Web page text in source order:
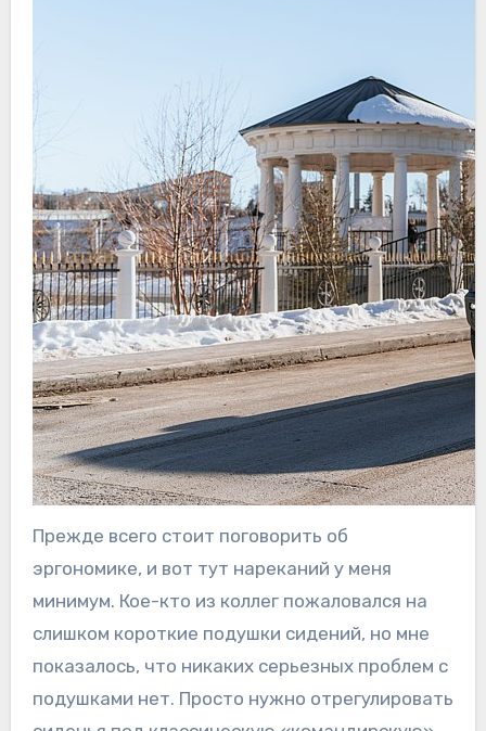
Прежде всего стоит поговорить об
эргономике, и вот тут нареканий у меня
минимум. Кое-кто из коллег пожаловался на
слишком короткие подушки сидений, но мне
показалось, что никаких серьезных проблем с
подушками нет. Просто нужно отрегулировать